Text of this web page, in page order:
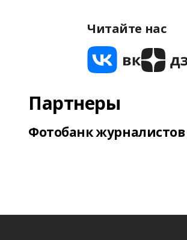
Читайте нас
Партнеры
Фотобанк журналистов